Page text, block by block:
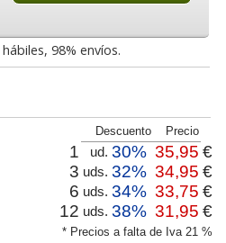
98% envíos.
* Precios a falta de Iva 21 %
Descuento Precio
1 ud. 30% 35,95 €
3 uds. 32% 34,95 €
6 uds. 34% 33,75 €
12 uds. 38% 31,95 €